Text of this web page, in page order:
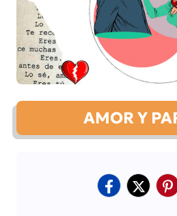
AMOR Y